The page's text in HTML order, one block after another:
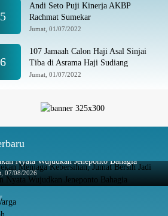
5
Andi Seto Puji Kinerja AKBP
Rachmat Sumekar
Jumat, 01/07/2022
6
107 Jamaah Calon Haji Asal Sinjai
Tiba di Asrama Haji Sudiang
Jumat, 01/07/2022
Menjaga Kebersihan, Jumat Bersih Jadi
Nyata Wujudkan Jeneponto Bahagia
07/08/2026